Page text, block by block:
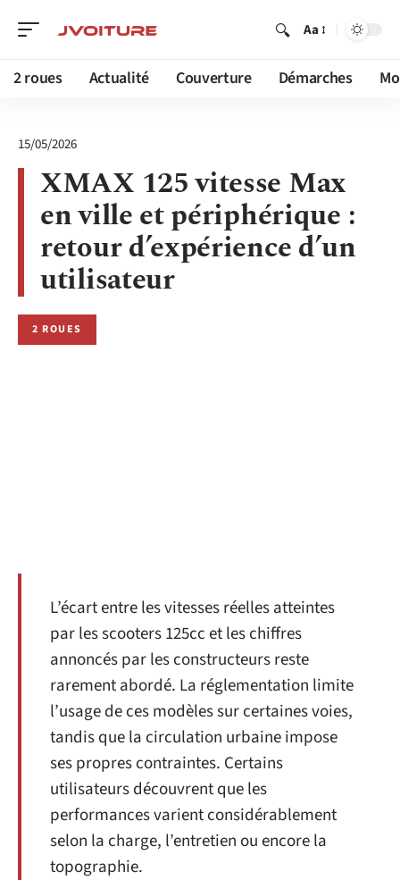
Aa
2 roues Actualité Couverture Démarches
15/05/2026
XMAX 125 vitesse Max
en ville et périphérique :
retour d’expérience d’un
utilisateur
2 ROUES
L’écart entre les vitesses réelles atteintes
par les scooters 125cc et les chiffres
annoncés par les constructeurs reste
rarement abordé. La réglementation limite
l’usage de ces modèles sur certaines voies,
tandis que la circulation urbaine impose
ses propres contraintes. Certains
utilisateurs découvrent que les
performances varient considérablement
selon la charge, l’entretien ou encore la
topographie.